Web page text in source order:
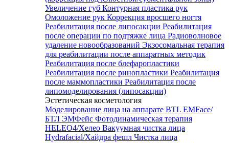
Увеличение губ Контурная пластика рук
Омоложение рук Коррекция вросшего ногтя
Реабилитация после липосакции Реабилитация
после операции по подтяжке лица Радиоволновое
удаление новообразований Экзосомальная терапия
для реабилитации после аппаратных методик
Реабилитация после блефаропластики
Реабилитация после ринопластики Реабилитация
после маммопластики Реабилитация после
липомоделирования (липосакции)
Эстетическая косметология
Моделирование лица на аппарате BTL EMFace/
БТЛ ЭМФейс Фотодинамическая терапия
HELEO4/Хелео Вакуумная чистка лица
Hydrafacial/Хайдра фешл Чистка лица